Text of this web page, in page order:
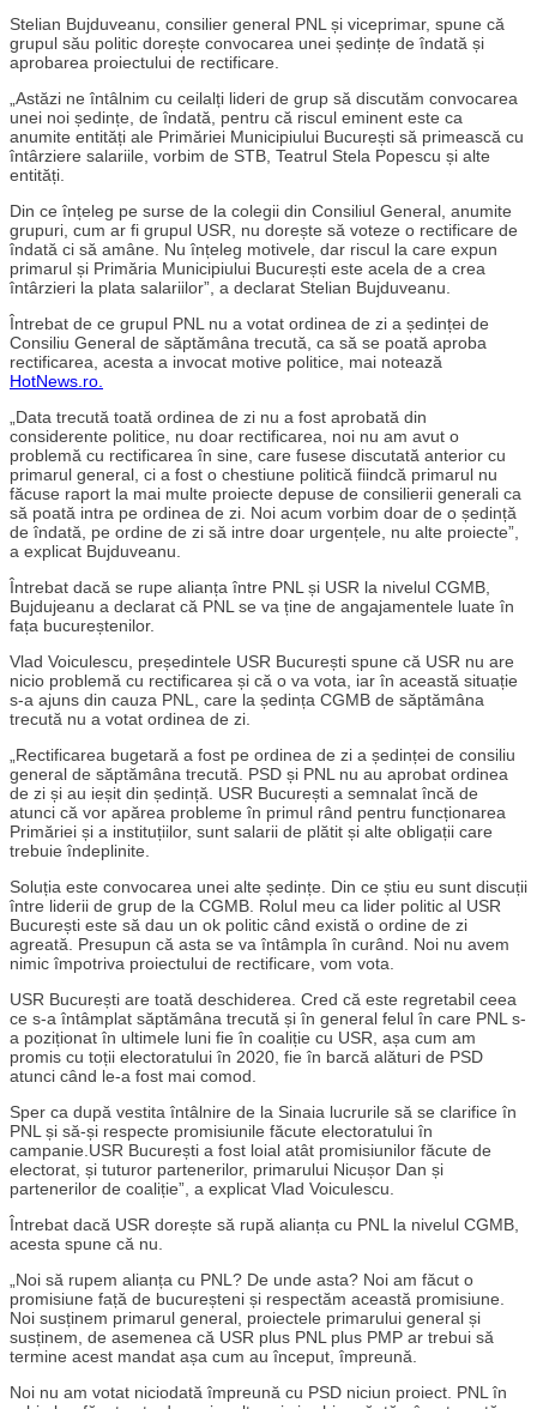
Stelian Bujduveanu, consilier general PNL și viceprimar, spune că
grupul său politic dorește convocarea unei ședințe de îndată și
aprobarea proiectului de rectificare.
„Astăzi ne întâlnim cu ceilalți lideri de grup să discutăm convocarea
unei noi ședințe, de îndată, pentru că riscul eminent este ca
anumite entități ale Primăriei Municipiului București să primească cu
întârziere salariile, vorbim de STB, Teatrul Stela Popescu și alte
entități.
Din ce înțeleg pe surse de la colegii din Consiliul General, anumite
grupuri, cum ar fi grupul USR, nu dorește să voteze o rectificare de
îndată ci să amâne. Nu înțeleg motivele, dar riscul la care expun
primarul și Primăria Municipiului București este acela de a crea
întârzieri la plata salariilor”, a declarat Stelian Bujduveanu.
Întrebat de ce grupul PNL nu a votat ordinea de zi a ședinței de
Consiliu General de săptămâna trecută, ca să se poată aproba
rectificarea, acesta a invocat motive politice, mai notează
HotNews.ro.
„Data trecută toată ordinea de zi nu a fost aprobată din
considerente politice, nu doar rectificarea, noi nu am avut o
problemă cu rectificarea în sine, care fusese discutată anterior cu
primarul general, ci a fost o chestiune politică fiindcă primarul nu
făcuse raport la mai multe proiecte depuse de consilierii generali ca
să poată intra pe ordinea de zi. Noi acum vorbim doar de o ședință
de îndată, pe ordine de zi să intre doar urgențele, nu alte proiecte”,
a explicat Bujduveanu.
Întrebat dacă se rupe alianța între PNL și USR la nivelul CGMB,
Bujdujeanu a declarat că PNL se va ține de angajamentele luate în
fața bucureștenilor.
Vlad Voiculescu, președintele USR București spune că USR nu are
nicio problemă cu rectificarea și că o va vota, iar în această situație
s-a ajuns din cauza PNL, care la ședința CGMB de săptămâna
trecută nu a votat ordinea de zi.
„Rectificarea bugetară a fost pe ordinea de zi a ședinței de consiliu
general de săptămâna trecută. PSD și PNL nu au aprobat ordinea
de zi și au ieșit din ședință. USR București a semnalat încă de
atunci că vor apărea probleme în primul rând pentru funcționarea
Primăriei și a instituțiilor, sunt salarii de plătit și alte obligații care
trebuie îndeplinite.
Soluția este convocarea unei alte ședințe. Din ce știu eu sunt discuții
între liderii de grup de la CGMB. Rolul meu ca lider politic al USR
București este să dau un ok politic când există o ordine de zi
agreată. Presupun că asta se va întâmpla în curând. Noi nu avem
nimic împotriva proiectului de rectificare, vom vota.
USR București are toată deschiderea. Cred că este regretabil ceea
ce s-a întâmplat săptămâna trecută și în general felul în care PNL s-
a poziționat în ultimele luni fie în coaliție cu USR, așa cum am
promis cu toții electoratului în 2020, fie în barcă alături de PSD
atunci când le-a fost mai comod.
Sper ca după vestita întâlnire de la Sinaia lucrurile să se clarifice în
PNL și să-și respecte promisiunile făcute electoratului în
campanie.USR București a fost loial atât promisiunilor făcute de
electorat, și tuturor partenerilor, primarului Nicușor Dan și
partenerilor de coaliție”, a explicat Vlad Voiculescu.
Întrebat dacă USR dorește să rupă alianța cu PNL la nivelul CGMB,
acesta spune că nu.
„Noi să rupem alianța cu PNL? De unde asta? Noi am făcut o
promisiune față de bucureșteni și respectăm această promisiune.
Noi susținem primarul general, proiectele primarului general și
susținem, de asemenea că USR plus PNL plus PMP ar trebui să
termine acest mandat așa cum au început, împreună.
Noi nu am votat niciodată împreună cu PSD niciun proiect. PNL în